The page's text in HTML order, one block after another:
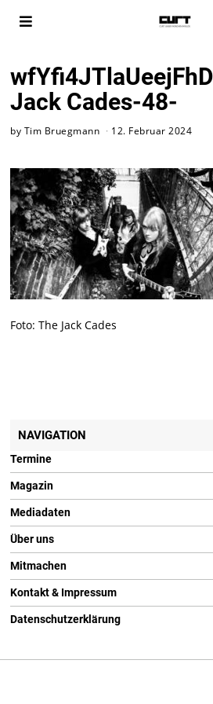
Jack Cades-48-
by Tim Bruegmann 12. Februar 2024
Foto: The Jack Cades
NAVIGATION
Termine
Magazin
Mediadaten
Über uns
Mitmachen
Kontakt & Impressum
Datenschutzerklärung